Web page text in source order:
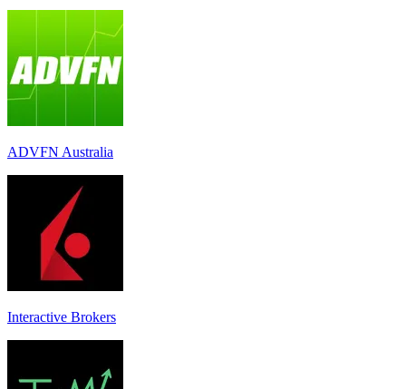
ADVFN Australia
Interactive Brokers